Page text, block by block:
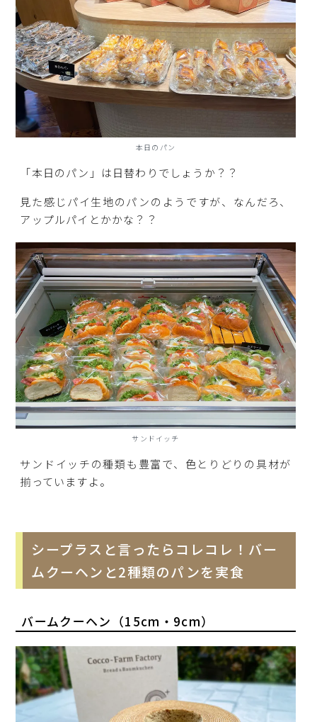
本日のパン
「本日のパン」は日替わりでしょうか？？
見た感じパイ生地のパンのようですが、なんだろ、
アップルパイとかかな？？
サンドイッチ
サンドイッチの種類も豊富で、色とりどりの具材が
揃っていますよ。
シープラスと言ったらコレコレ！バー
ムクーヘンと2種類のパンを実食
バームクーヘン（15cm・9cm）